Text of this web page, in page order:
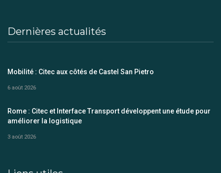
Dernières actualités
Mobilité : Citec aux côtés de Castel San Pietro
6 août 2026
Rome : Citec et Interface Transport développent une étude pour
améliorer la logistique
3 août 2026